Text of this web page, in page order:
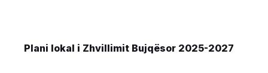
Plani lokal i Zhvillimit Bujqësor 2025-2027